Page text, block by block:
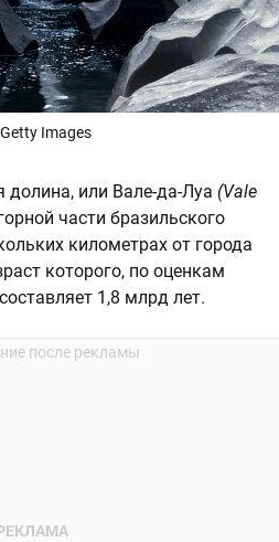
Images
или Вале-да-Луа (Vale
части бразильского
километрах от города
которого, по оценкам
1,8 млрд лет.